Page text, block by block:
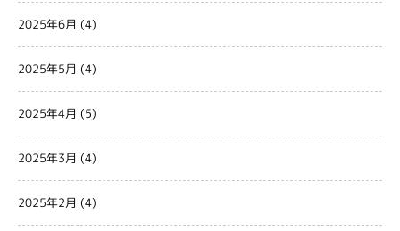
2025年6月 (4)
2025年5月 (4)
2025年4月 (5)
2025年3月 (4)
2025年2月 (4)